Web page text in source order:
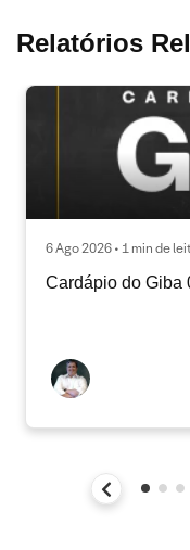
Relatórios
6 Ago 2026 • 1 min de
Cardápio do Giba